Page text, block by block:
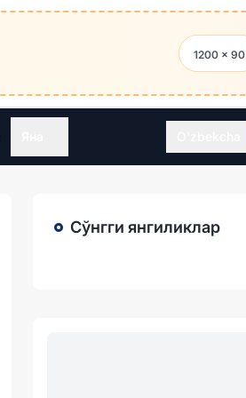
1200 × 90
Сўнгги янгиликлар